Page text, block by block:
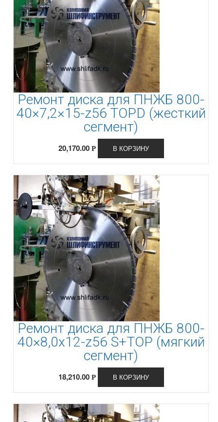
Ремонт диска для ПНЖБ 800-
40×7,2×15-z56 TOPD (жесткий
сегмент)
20,170.00 Р В КОРЗИНУ
Ремонт диска для ПНЖБ 800-
40×8,0x12-z56 S+TOP (мягкий
сегмент)
18,210.00 Р В КОРЗИНУ